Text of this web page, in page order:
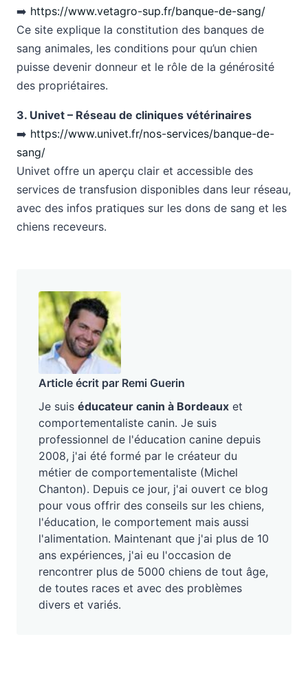
➡️ https://www.vetagro-sup.fr/banque-de-sang/
Ce site explique la constitution des banques de
sang animales, les conditions pour qu’un chien
puisse devenir donneur et le rôle de la générosité
des propriétaires.
3. Univet – Réseau de cliniques vétérinaires
➡️ https://www.univet.fr/nos-services/banque-de-
sang/
Univet offre un aperçu clair et accessible des
services de transfusion disponibles dans leur réseau,
avec des infos pratiques sur les dons de sang et les
chiens receveurs.
Article écrit par Remi Guerin
Je suis éducateur canin à Bordeaux et
comportementaliste canin. Je suis
professionnel de l'éducation canine depuis
2008, j'ai été formé par le créateur du
métier de comportementaliste (Michel
Chanton). Depuis ce jour, j'ai ouvert ce blog
pour vous offrir des conseils sur les chiens,
l'éducation, le comportement mais aussi
l'alimentation. Maintenant que j'ai plus de 10
ans expériences, j'ai eu l'occasion de
rencontrer plus de 5000 chiens de tout âge,
de toutes races et avec des problèmes
divers et variés.